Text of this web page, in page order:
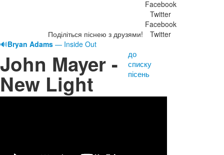
Поділіться піснею з друзями!
Facebook
Twitter
Facebook
Twitter
🔊Bryan Adams — Inside Out
John Mayer -
New Light
до
списку
пісень